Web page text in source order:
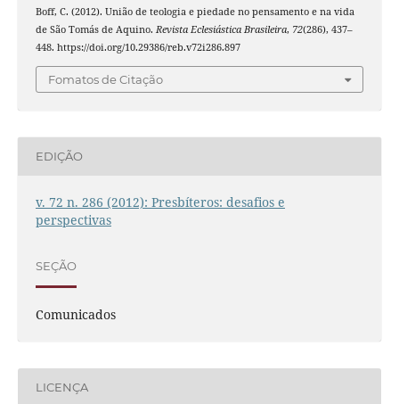
Boff, C. (2012). União de teologia e piedade no pensamento e na vida
de São Tomás de Aquino. Revista Eclesiástica Brasileira, 72(286), 437–
448. https://doi.org/10.29386/reb.v72i286.897
Fomatos de Citação
EDIÇÃO
v. 72 n. 286 (2012): Presbíteros: desafios e
perspectivas
SEÇÃO
Comunicados
LICENÇA